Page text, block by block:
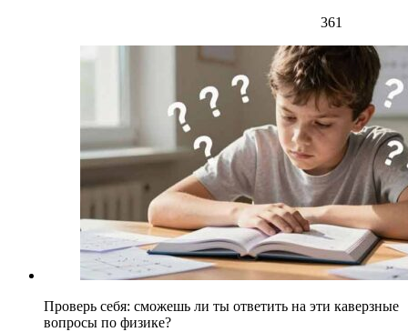
361
Проверь себя: сможешь ли ты ответить на эти каверзные
вопросы по физике?